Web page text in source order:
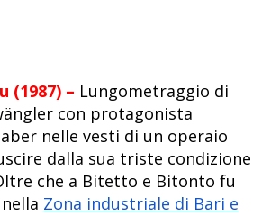
(1987) – Lungometraggio di
con protagonista
nelle vesti di un operaio
dalla sua triste condizione
che a Bitetto e Bitonto fu
Zona industriale di Bari e